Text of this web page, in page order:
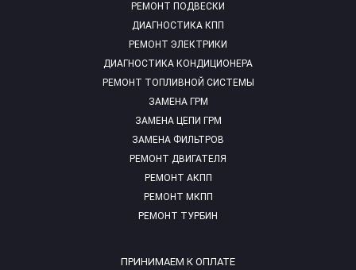
РЕМОНТ ПОДВЕСКИ
ДИАГНОСТИКА КПП
РЕМОНТ ЭЛЕКТРИКИ
ДИАГНОСТИКА КОНДИЦИОНЕРА
РЕМОНТ ТОПЛИВНОЙ СИСТЕМЫ
ЗАМЕНА ГРМ
ЗАМЕНА ЦЕПИ ГРМ
ЗАМЕНА ФИЛЬТРОВ
РЕМОНТ ДВИГАТЕЛЯ
РЕМОНТ АКПП
РЕМОНТ МКПП
РЕМОНТ ТУРБИН
ПРИНИМАЕМ К ОПЛАТЕ